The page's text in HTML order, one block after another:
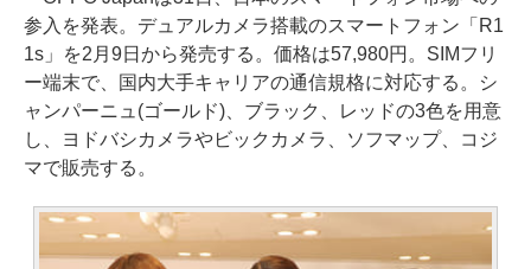
参入を発表。デュアルカメラ搭載のスマートフォン「R1
1s」を2月9日から発売する。価格は57,980円。SIMフリ
ー端末で、国内大手キャリアの通信規格に対応する。シ
ャンパーニュ(ゴールド)、ブラック、レッドの3色を用意
し、ヨドバシカメラやビックカメラ、ソフマップ、コジ
マで販売する。